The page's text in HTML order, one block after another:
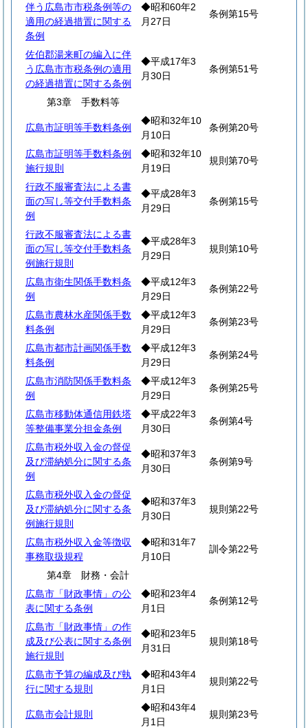
伴う広島市市税条例等の
適用の経過措置に関する
条例
◆昭和60年2
月27日
条例第15号
佐伯郡湯来町の編入に伴
う広島市市税条例の適用
の経過措置に関する条例
◆平成17年3
月30日
条例第51号
第3章 手数料等
広島市証明等手数料条例
◆昭和32年10
月10日
条例第20号
広島市証明等手数料条例
施行規則
◆昭和32年10
月19日
規則第70号
行政不服審査法による書
面の写し等交付手数料条
例
◆平成28年3
月29日
条例第15号
行政不服審査法による書
面の写し等交付手数料条
例施行規則
◆平成28年3
月29日
規則第10号
広島市衛生関係手数料条
例
◆平成12年3
月29日
条例第22号
広島市農林水産関係手数
料条例
◆平成12年3
月29日
条例第23号
広島市都市計画関係手数
料条例
◆平成12年3
月29日
条例第24号
広島市消防関係手数料条
例
◆平成12年3
月29日
条例第25号
広島市移動体通信用鉄塔
等整備事業分担金条例
◆平成22年3
月30日
条例第4号
広島市税外収入金の督促
及び滞納処分に関する条
例
◆昭和37年3
月30日
条例第9号
広島市税外収入金の督促
及び滞納処分に関する条
例施行規則
◆昭和37年3
月30日
規則第22号
広島市税外収入金等徴収
事務取扱規程
◆昭和31年7
月10日
訓令第22号
第4章 財務・会計
広島市「財政事情」の公
表に関する条例
◆昭和23年4
月1日
条例第12号
広島市「財政事情」の作
成及び公表に関する条例
施行規則
◆昭和23年5
月31日
規則第18号
広島市予算の編成及び執
行に関する規則
◆昭和43年4
月1日
規則第22号
広島市会計規則
◆昭和43年4
月1日
規則第23号